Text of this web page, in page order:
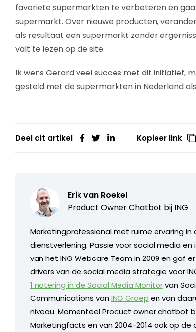
favoriete supermarkten te verbeteren en
supermarkt. Over nieuwe producten,
als resultaat een supermarkt zonder
valt te lezen op de site.
Ik wens Gerard veel succes met dit initiatief,
gesteld met de supermarkten in Nederland
Deel dit artikel Kopieer link
Erik van Roekel
Product Owner Chatbot bij ING
Marketingprofessional met ruime ervaring
dienstverlening. Passie voor social media
van het ING Webcare Team in 2009 en gaf
drivers van de social media strategie voor
1 notering in de Social Media Monitorvan
Communications vanING Groep en van
niveau. Momenteel Product owner chatbot
Marketingfacts en van 2004-2014 ook op